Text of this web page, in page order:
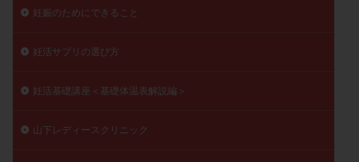
妊娠のためにできること
妊活サプリの選び方
妊活基礎講座＜基礎体温表解説編＞
山下レディースクリニック